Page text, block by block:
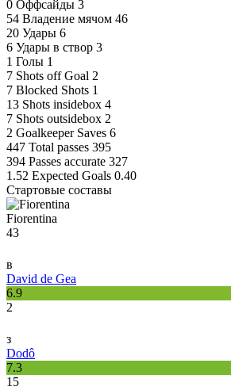
0 Оффсайды 3
54 Владение мячом 46
20 Удары 6
6 Удары в створ 3
1 Голы 1
7 Shots off Goal 2
7 Blocked Shots 1
13 Shots insidebox 4
7 Shots outsidebox 2
2 Goalkeeper Saves 6
447 Total passes 395
394 Passes accurate 327
1.52 Expected Goals 0.40
Стартовые составы
Fiorentina
43
в
David de Gea
6.9
2
з
Dodô
7.3
15